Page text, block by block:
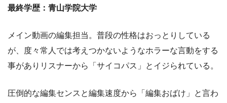
最終学歴：青山学院大学
メイン動画の編集担当。普段の性格はおっとりしている
が、度々常人では考えつかないようなホラーな言動をする
事がありリスナーから「サイコパス」とイジられている。
圧倒的な編集センスと編集速度から「編集おばけ」と言わ